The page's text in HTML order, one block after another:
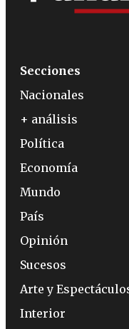
Secciones
Nacionales
+ análisis
Política
Economía
Mundo
País
Opinión
Sucesos
Arte y
Interior